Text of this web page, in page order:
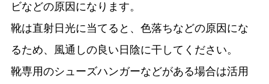
ビなどの原因になります。
靴は直射日光に当てると、色落ちなどの原因にな
るため、風通しの良い日陰に干してください。
靴専用のシューズハンガーなどがある場合は活用